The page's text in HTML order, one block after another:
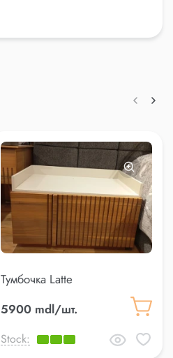
Тумбочка Latte
5900 mdl/шт.
Stock: